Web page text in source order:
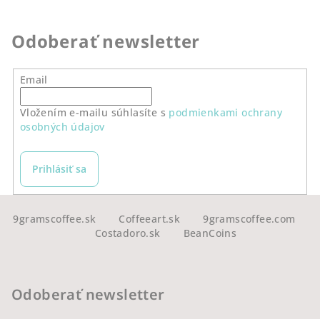
Odoberať newsletter
Email
Vložením e-mailu súhlasíte s podmienkami ochrany
osobných údajov
Prihlásiť sa
9gramscoffee.sk Coffeeart.sk
9gramscoffee.com
Costadoro.sk
BeanCoins
Odoberať newsletter